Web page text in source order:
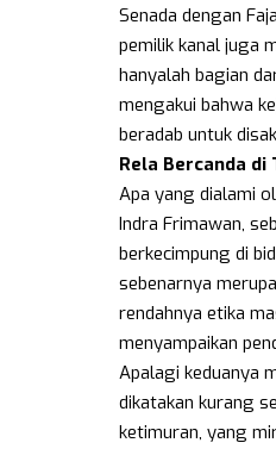
Senada dengan
pemilik kanal juga
hanyalah bagian
mengakui bahwa
beradab untuk
Rela Bercanda di
Apa yang dialami
Indra Frimawan,
berkecimpung di
sebenarnya
rendahnya etika
menyampaikan
Apalagi keduanya
dikatakan kurang
ketimuran, yang